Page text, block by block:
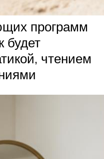
программ
будет
чтением